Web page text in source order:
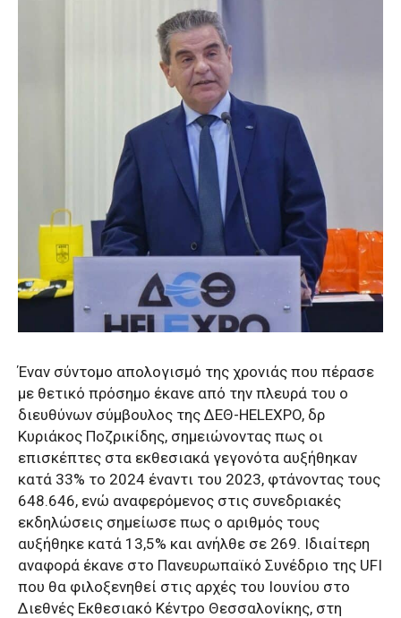
Έναν σύντομο απολογισμό της χρονιάς που πέρασε
με θετικό πρόσημο έκανε από την πλευρά του ο
διευθύνων σύμβουλος της ΔΕΘ-HELEXPO, δρ
Κυριάκος Ποζρικίδης, σημειώνοντας πως οι
επισκέπτες στα εκθεσιακά γεγονότα αυξήθηκαν
κατά 33% το 2024 έναντι του 2023, φτάνοντας τους
648.646, ενώ αναφερόμενος στις συνεδριακές
εκδηλώσεις σημείωσε πως ο αριθμός τους
αυξήθηκε κατά 13,5% και ανήλθε σε 269. Ιδιαίτερη
αναφορά έκανε στο Πανευρωπαϊκό Συνέδριο της UFI
που θα φιλοξενηθεί στις αρχές του Ιουνίου στο
Διεθνές Εκθεσιακό Κέντρο Θεσσαλονίκης, στη